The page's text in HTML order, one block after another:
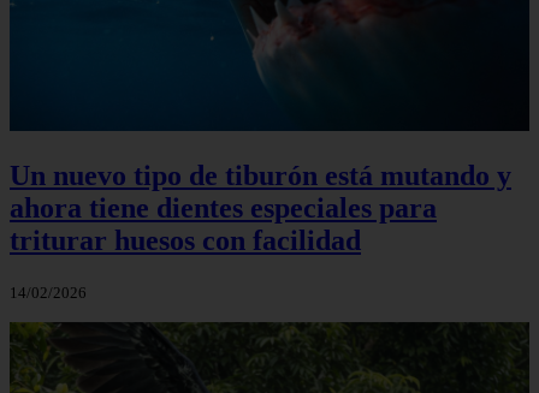
Un nuevo tipo de tiburón está mutando y
ahora tiene dientes especiales para
triturar huesos con facilidad
14/02/2026